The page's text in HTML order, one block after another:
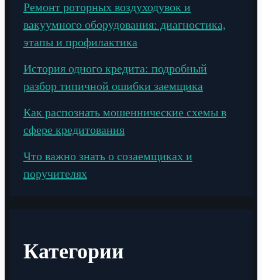
Ремонт роторных воздуходувок и
вакуумного оборудования: диагностика,
этапы и профилактика
История одного кредита: подробный
разбор типичной ошибки заемщика
Как распознать мошеннические схемы в
сфере кредитования
Что важно знать о созаемщиках и
поручителях
Категории